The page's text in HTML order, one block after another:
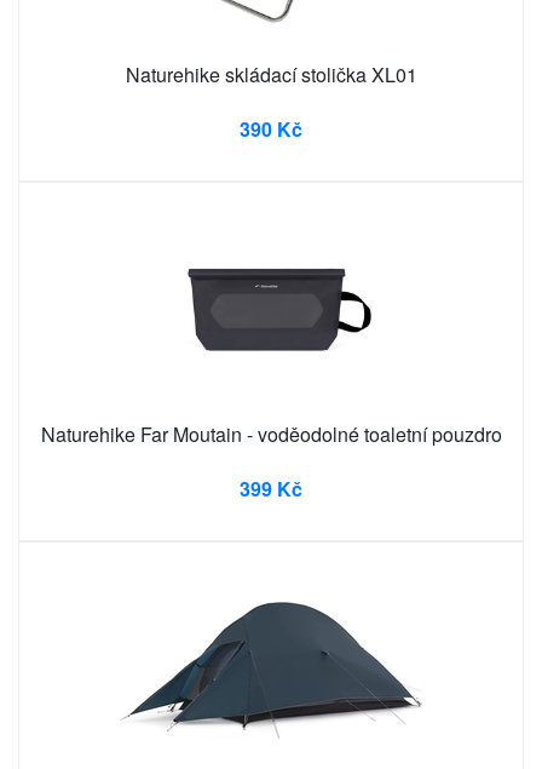
Naturehike skládací stolička XL01
390 Kč
Naturehike Far Moutain - voděodolné toaletní pouzdro
399 Kč